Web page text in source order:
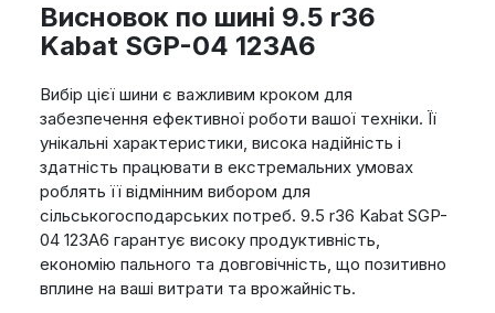
Висновок по шині 9.5 r36
Kabat SGP-04 123A6
Вибір цієї шини є важливим кроком для
забезпечення ефективної роботи вашої техніки. Її
унікальні характеристики, висока надійність і
здатність працювати в екстремальних умовах
роблять її відмінним вибором для
сільськогосподарських потреб. 9.5 r36 Kabat SGP-
04 123A6 гарантує високу продуктивність,
економію пального та довговічність, що позитивно
вплине на ваші витрати та врожайність.